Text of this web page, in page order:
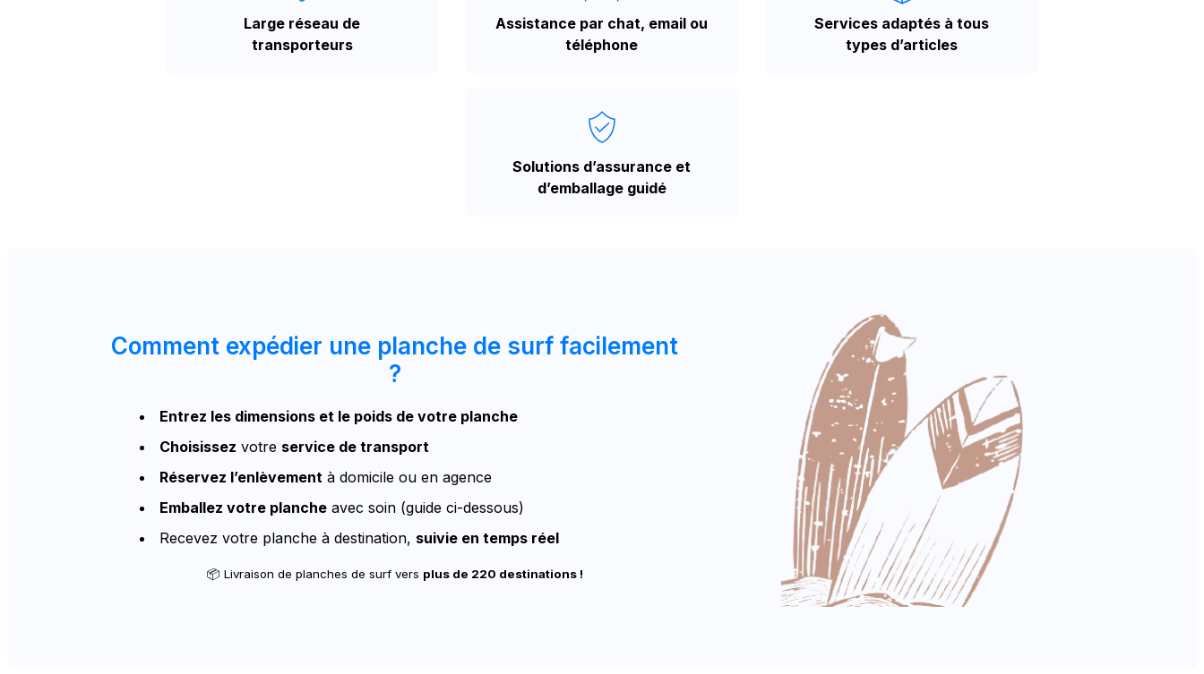
Large réseau de
transporteurs
Assistance par chat, email ou
téléphone
Services adaptés à tous
types d’articles
Solutions d’assurance et
d’emballage guidé
Comment expédier une planche de surf facilement
?
Entrez les dimensions et le poids de votre planche
Choisissez votre service de transport
Réservez l’enlèvement à domicile ou en agence
Emballez votre planche avec soin (guide ci-dessous)
Recevez votre planche à destination, suivie en temps réel
📦 Livraison de planches de surf vers plus de 220 destinations !